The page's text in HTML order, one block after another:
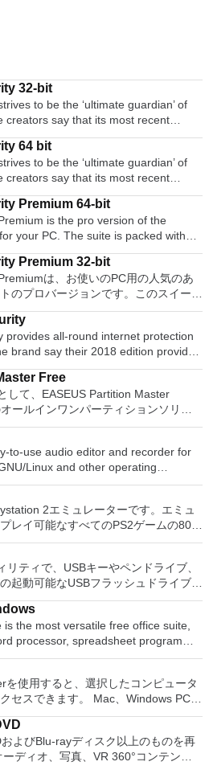
32-bit
to be the ‘ultimate guardian’ of
creators say that its most recent
compromise for users who want it all.
leaders in virus, trojan and spyware
new and updated software looks
encryption. This means that it will
of your files, through
media - should you be a victim
secure your digital identity and
your children safe online and
protection. Anti-theft. Minimal
One-click solution. Laptop
Anti-phishing. Webcam protection.
scanning. This security
of software solutions. Anti-virus,
stop software. Firewall, parental
for the web and emails are also
resources than most of its
most of heuristics and a cloud-
to detect the most recent
very nifty. It allows you to track a
view the thief via your laptop’s
lock it with a password. Overall,
a complete package of security. It
renew and upgrade and has
too. You are able to fine-tune
as 150 detailed settings, while you
security tasks in the background
64 bit
to be the ‘ultimate guardian’ of
creators say that its most recent
compromise for users who want it all.
leaders in virus, trojan and spyware
new and updated software looks
encryption. This means that it will
of your files, through
media - should you be a victim
secure your digital identity and
your children safe online and
protection. Anti-theft. Minimal
One-click solution. Laptop
Anti-phishing. Webcam protection.
scanning. This security
of software solutions. Anti-virus,
stop software. Firewall, parental
for the web and emails are also
resources than most of its
most of heuristics and a cloud-
to detect the most recent
very nifty. It allows you to track a
view the thief via your laptop’s
it with a password. Overall,
a complete package of security. It
renew and upgrade and has
too. You are able to fine-tune
as 150 detailed settings, while you
security tasks in the background
Premium 64-bit
is the pro version of the
your PC. The suite is packed with
Anti-Virus, Anti-Spyware,
Rootkit, Anti-Spam, Anti-Theft,
and Web and Email protection, and
is powered from the Cloud utilizing
database. Key Features
My data, safe from hijacking.
Your money transaction, in
devices protected. My home router
passwords in one place. Safely
content safe. By encryption
in virus, trojan and spyware
It's very fast and uses less system
ESET Smart Security
which can test your router and IOT
and Anti-Theft features,
tracking tool and laptop activity
track a stolen laptop on a map, view
webcam (if it has one) and lock your
is
and a cloud-based file reputation
threats. And with intelligent
Exploit Blocker, which can block
to evade antivirus detection, you
been in the game for 30 years and
high.
Premium 32-bit
は、お使いのPC用の人気のあ
のプロバージョンです。このスイート
パイウェア対策、ランサムウェアシー
、スパム対策、盗難防止、ファイアウ
ントロール、Webおよび電子メール
どの最先端のソリューションが満載
すべて、ESETのLive Gridファイルレ
ースを利用したクラウドから提供され
のとおりです。 受賞歴のあるウイル
をより簡単にします。 ランサムウェ
ックから安全な私のデータ。 屈託の
グとショップ。 安全な手であなたの
ームデバイスが保護されます。 私の
チェックしました。 すべてのパスワ
保存および生成されます。 私のプラ
全です。 フォルダーとUSBドライブ
に高速で、ほとんどの競合他社よりも
を使用します。 ESET Smart Security
やIOT接続デバイスの脆弱性をテスト
モニターなどの最先端のセキュリティ
の位置追跡ツールやラップトップのア
どの盗難防止機能があります。盗まれ
で追跡し、ラップトップのウェブカメ
介して泥棒を表示し、パスワードでシ
、
ラウドベースのファイルレピュテーシ
最新の脅威を検出できます。また、ウ
するために特別に設計された攻撃をブ
などのインテリジェントなセキュ
と、ESETが30年間ゲームに登場し、
理由を確認できます。
provides all-round internet protection
brand say their 2018 edition provides
for everyday web users, fulfilling their
the “best balance” of
The multi-layered security
against all kinds of online and
preventing malware spreading to
any unauthorised access to your
your date, meaning you can stay
payments Key features include:
and Antispyware Ransomeware
Phishing UEFI Scanner Cloud
across the board. This includes
and home router from intruders. It
and scans your smart devices for
certainly has a mighty
over the course of more
antivirus and antispyware will
for your device, against all types
rootkits, worms and spyware stand
the Ransomware Shield will block
you out of your personal data, this
that you pay a ‘ransom’ to
is a new addition which will protect
our computer on a deeper level even
Anti-phishing technology will also
assets against any fake website’s
Free
して、EASEUS Partition Master
ールインワンパーティションソリュ
管理ユーティリティです。パーティシ
ムドライブ用）、ディスク領域の管
ーティションテーブル（GPT）ディス
問題の解決を可能にします。 パーテ
動システムドライブを拡張するディ
コピーパーティションをマージ分割パ
再分配するダイナミックディスクの変
する
to-use audio editor and recorder for
Linux and other operating
live audio. Convert
recordings or CDs. Edit Ogg
Cut, copy, splice or mix
Add new effects with LADSPA plug-ins. And more!
2エミュレーターです。エミュ
レイ可能なすべてのPS2ゲームの80％
なり強力なコンピューターを所有して
たエミュレーターです。また、この
エンドコンピューターのサポートも提
2コンソールのすべての所有者は、
ができます。 PCSX2エミュレ
コントローラーを使用して、本物の
をシミュレートできます。このアプリ
クからゲームを直接実行することも、
イメージとして実行することもできま
：ボタンを1つ
在の「状態」を保存できます。 無制
きなだけメモリーカードを保存でき、
一の物理カードに制限されなくなりま
ックス：PCSX2を使用すると、
ームをプレイできます。 全体とし
リティで、USBキーやペンドライブ、
起動可能なUSBフラッシュドライブを
は、次のシナリオで
ルメディアを作成する必要がある場
る場合。 低レベルのユーティリティ
で動作しま
、BartPE / pebuilder、CentOS、
、FreeDOS、Gentoo、
Boot CD、LiveXP、Knoppix、
NT Password Registry Editor、
、Slackware、Tails、Trinity
the most versatile free office suite,
processor, spreadsheet program
With these three programs you will
any office related tasks. WPS
language support for English,
Portuguese,Russian and Polish
languages requires only a
such as the paragraph
tabbed feature. It also has a PDF
を使用すると、選択したコンピュータ
セスできます。 Mac、Windows PC、
中のどこからでも。 VNC Viewerを
ターのデスクトップを表示したり、コ
座っているかのようにマウスとキーボ
ストールと
よびBlu-rayディスク以上のものを再
ディオ、写真、VR 360°コンテン